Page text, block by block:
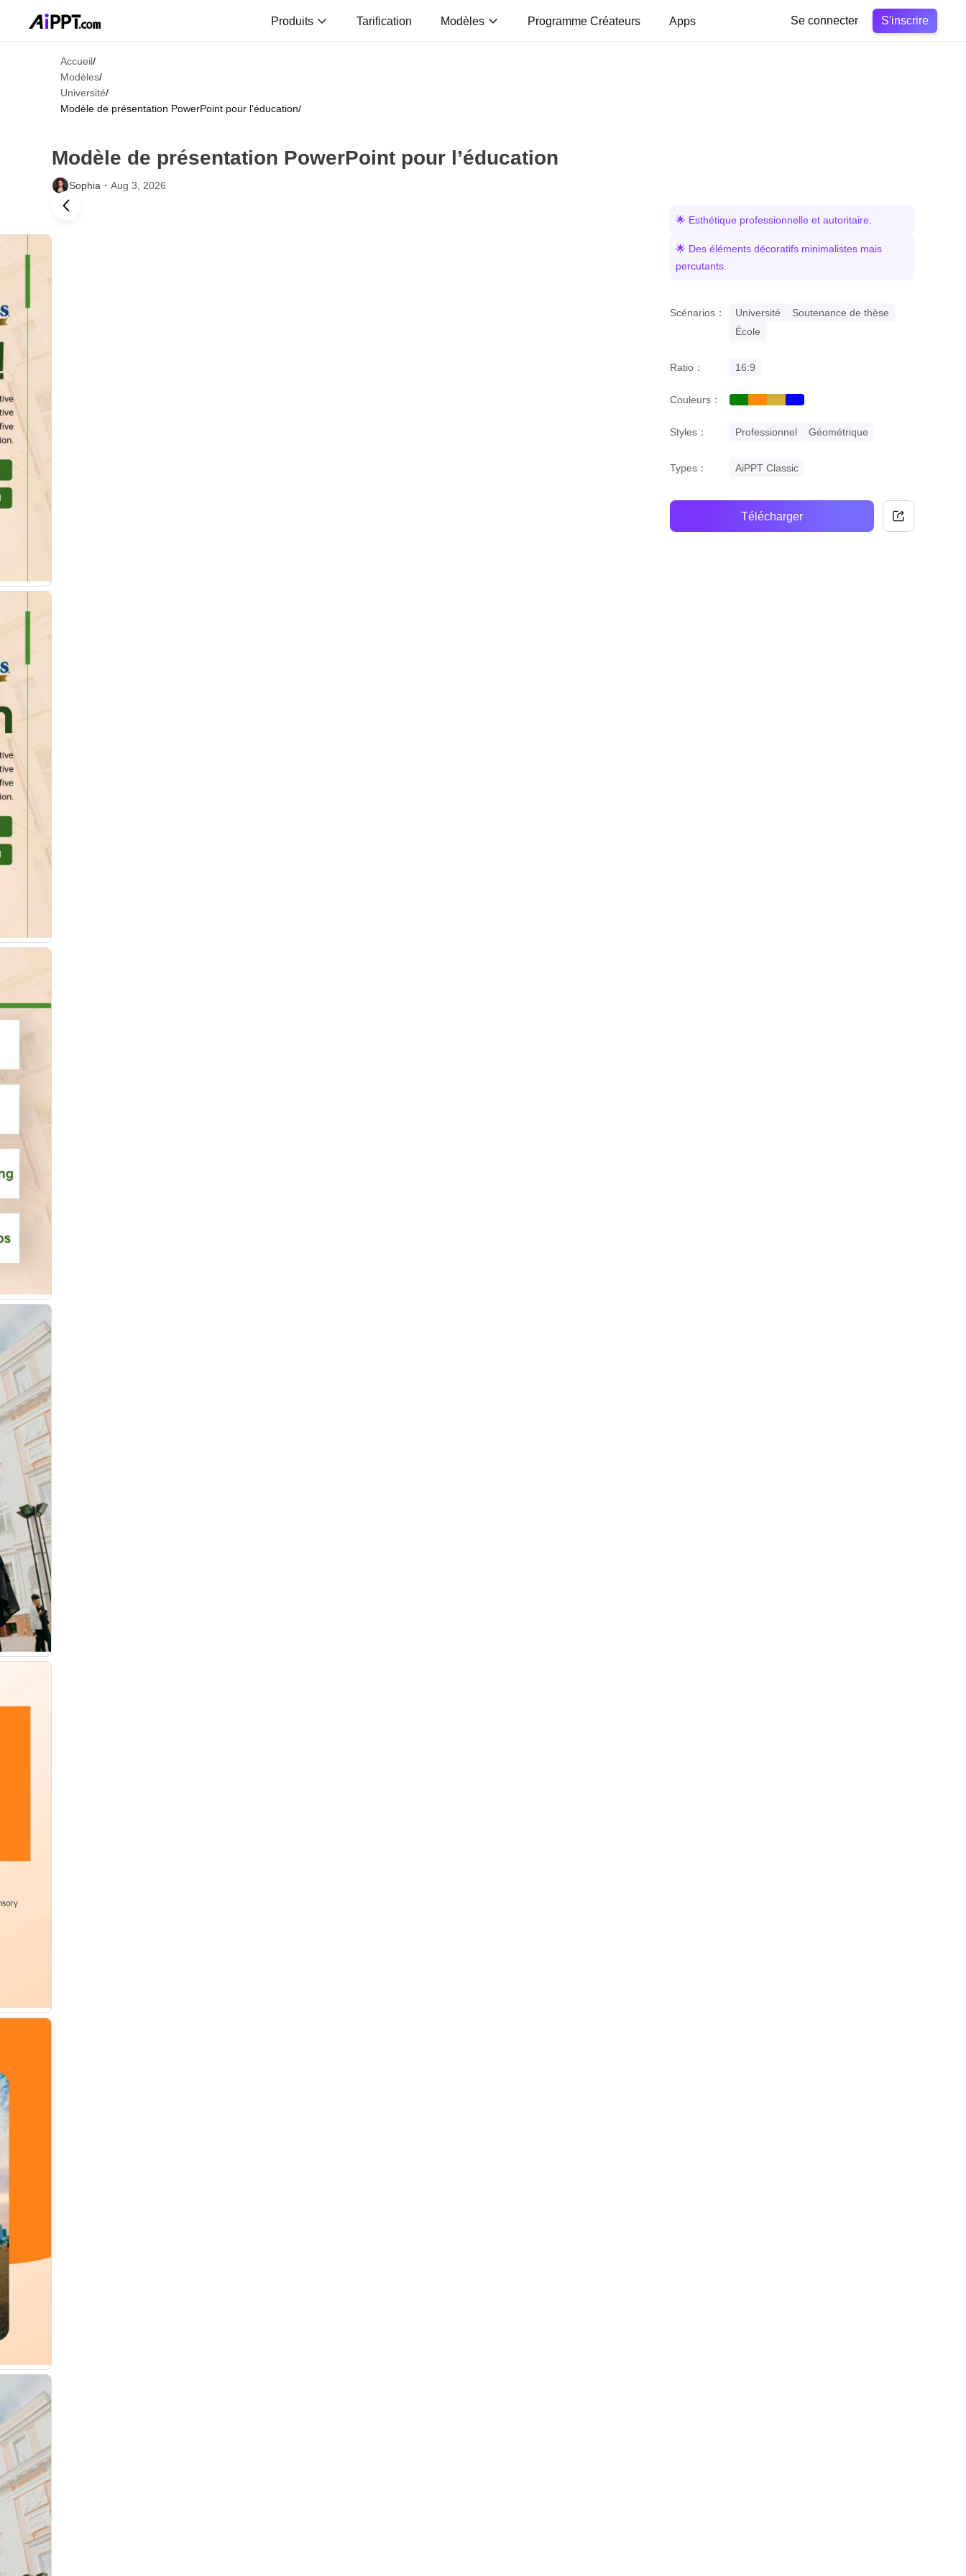
Produits Tarification Modèles Programme Créateurs Apps Se connecter S'inscrire
Accueil/
Modèles/
Université/
Modèle de présentation PowerPoint pour l’éducation/
Modèle de présentation PowerPoint pour l’éducation
Sophia・ Aug 3, 2026
🌟 Esthétique professionnelle et autoritaire.
🌟 Des éléments décoratifs minimalistes mais
percutants.
Scénarios： Université
Soutenance de thèse
École
Ratio： 16:9
Couleurs： greenorange
goldblue
Styles： Professionnel Géométrique
Types： AiPPT Classic
Télécharger